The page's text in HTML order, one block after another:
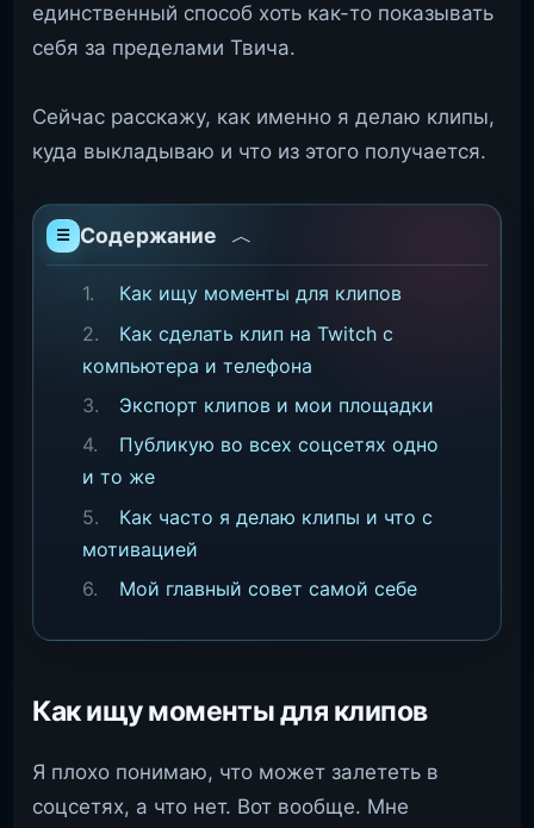
единственный способ хоть как-то показывать
себя за пределами Твича.
Сейчас расскажу, как именно я делаю клипы,
куда выкладываю и что из этого получается.
Содержание
Как ищу моменты для клипов
Как сделать клип на Twitch с
компьютера и телефона
Экспорт клипов и мои площадки
Публикую во всех соцсетях одно
и то же
Как часто я делаю клипы и что с
мотивацией
Мой главный совет самой себе
Как ищу моменты для клипов
Я плохо понимаю, что может залететь в
соцсетях, а что нет. Вот вообще. Мне